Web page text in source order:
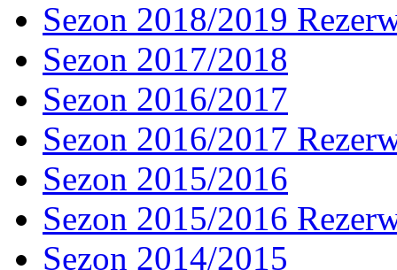
Sezon 2018/2019
Sezon 2017/2018
Sezon 2016/2017
Sezon 2016/2017
Sezon 2015/2016
Sezon 2015/2016
Sezon 2014/2015